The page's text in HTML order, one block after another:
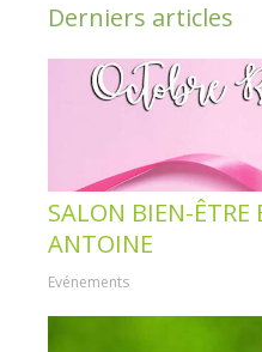
Derniers articles
SALON BIEN-ÊTRE
ANTOINE
Evénements